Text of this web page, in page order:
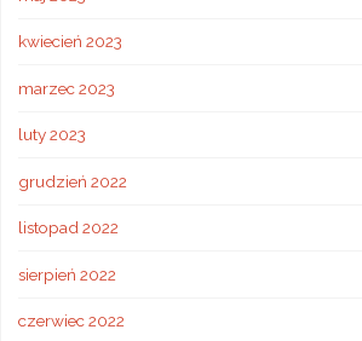
kwiecień 2023
marzec 2023
luty 2023
grudzień 2022
listopad 2022
sierpień 2022
czerwiec 2022